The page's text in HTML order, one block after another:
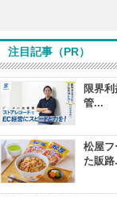
注目記事（PR）
限界
管...
松屋フ
た販路